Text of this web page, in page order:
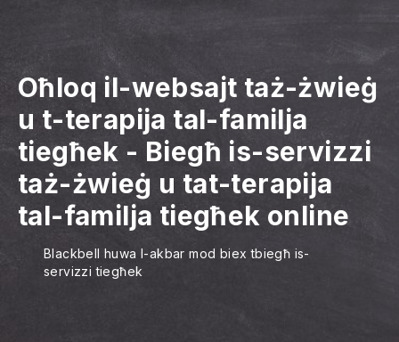
Oħloq il-websajt taż-żwieġ
u t-terapija tal-familja
tiegħek - Biegħ is-servizzi
taż-żwieġ u tat-terapija
tal-familja tiegħek online
Blackbell huwa l-akbar mod biex tbiegħ is-
servizzi tiegħek